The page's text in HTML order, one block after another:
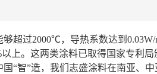
够超过2000℃，导热系数达到
以上。这两类涂料已取得国家专利
“智”造，我们志盛涂料在南亚、